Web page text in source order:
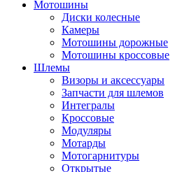
Мотошины
Диски колесные
Камеры
Мотошины дорожные
Мотошины кроссовые
Шлемы
Визоры и аксессуары
Запчасти для шлемов
Интегралы
Кроссовые
Модуляры
Мотарды
Мотогарнитуры
Открытые